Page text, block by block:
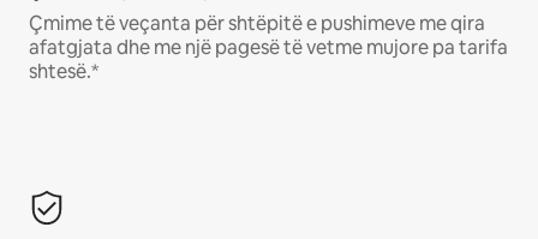
Çmime të veçanta për shtëpitë e pushimeve me qira
afatgjata dhe me një pagesë të vetme mujore pa tarifa
shtesë.*